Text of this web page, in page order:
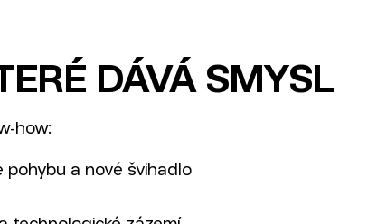
DÁVÁ SMYSL
how:
pohybu a nové švihadlo